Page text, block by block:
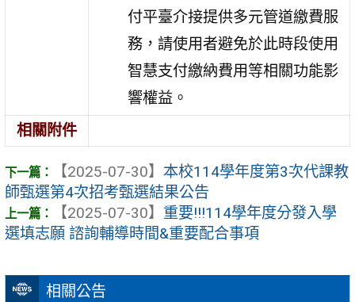
相關公告
付平臺介接提供多元管道繳費服
務，請使用者避免於此時段使用
智慧支付繳納費用等相關功能影
響權益。
相關附件
【2025-07-30】 本校114學年度第3次代課教
師甄選第4次招考甄選結果公告
【2025-07-30】 重要!!!114學年度分發入學
選填志願 諮詢輔導時間&重要配合事項